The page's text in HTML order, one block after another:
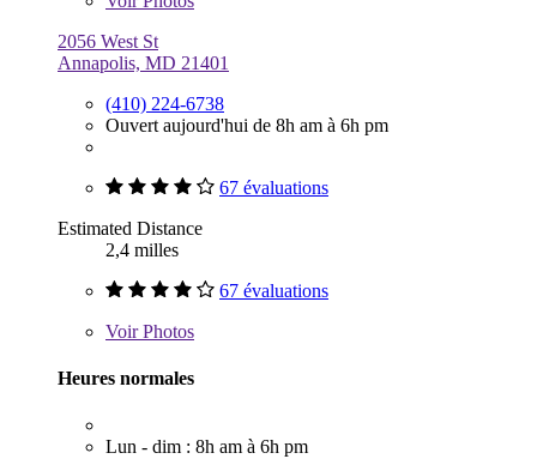
2056 West St
Annapolis, MD 21401
(410) 224-6738
Ouvert aujourd'hui de 8h am à 6h pm
67 évaluations
Estimated Distance
2,4 milles
67 évaluations
VoirPhotos
Heures normales
Lun - dim : 8h am à 6h pm